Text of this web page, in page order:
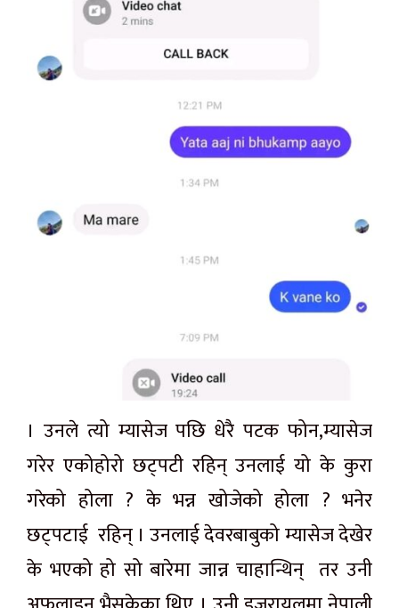
। उनले त्यो म्यासेज पछि धेरै पटक फोन,म्यासेज
गरेर एकोहोरो छट्पटी रहिन् उनलाई यो के कुरा
गरेको होला ? के भन्न खोजेको होला ? भनेर
छट्पटाई रहिन् । उनलाई देवरबाबुको म्यासेज देखेर
के भएको हो सो बारेमा जान्न चाहान्थिन् तर उनी